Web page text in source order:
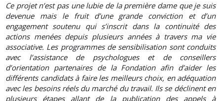
Ce projet n’est pas une lubie de la première dame que je suis
devenue mais le fruit d’une grande conviction et d’un
engagement soutenu qui s’inscrit dans la continuité des
actions menées depuis plusieurs années à travers ma vie
associative. Les programmes de sensibilisation sont conduits
avec l’assistance de psychologues et de conseillers
d’orientation partenaires de la Fondation afin d’aider les
différents candidats à faire les meilleurs choix, en adéquation
avec les besoins réels du marché du travail. Ils se déclinent en
plusieurs étapes allant de la publication des appels à